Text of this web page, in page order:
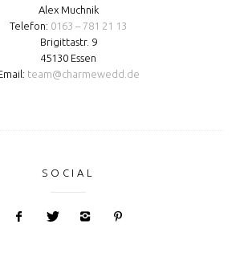
Alex Muchnik
Telefon: 0163 – 781 21 13
Brigittastr. 9
45130 Essen
team@charmewedd.de
SOCIAL